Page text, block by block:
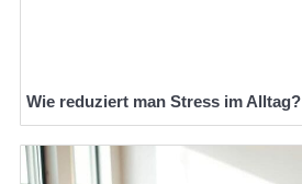
Wie reduziert man Stress im Alltag?